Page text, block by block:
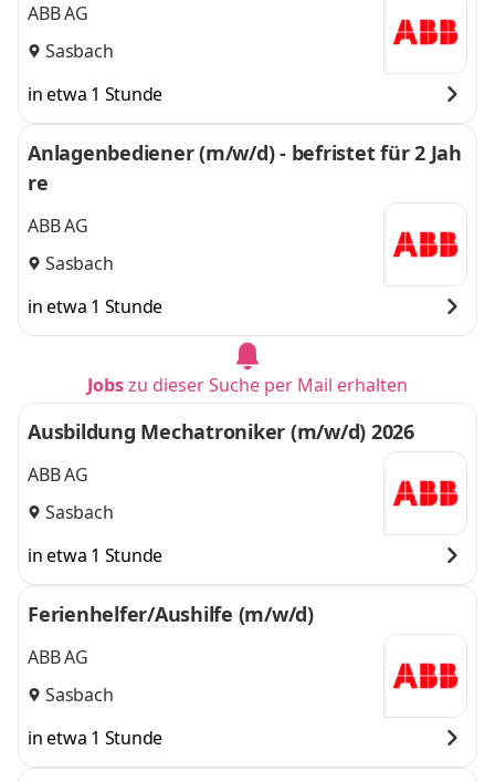
ABB AG
Sasbach
in etwa 1 Stunde
Anlagenbediener (m/w/d) - befristet für 2 Jah
re
ABB AG
Sasbach
in etwa 1 Stunde
Jobszu dieser Suche per Mail erhalten
Ausbildung Mechatroniker (m/w/d) 2026
ABB AG
Sasbach
in etwa 1 Stunde
Ferienhelfer/Aushilfe (m/w/d)
ABB AG
Sasbach
in etwa 1 Stunde